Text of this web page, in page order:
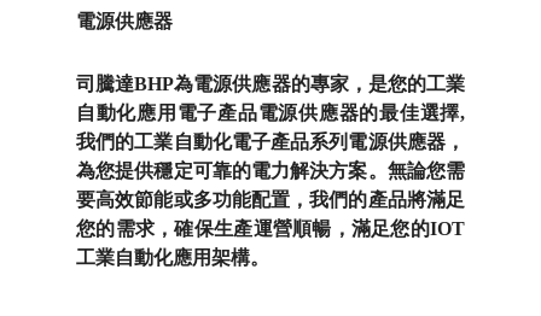
電源供應器
司騰達BHP為電源供應器的專家，是您的工業
自動化應用電子產品電源供應器的最佳選擇,
我們的工業自動化電子產品系列電源供應器，
為您提供穩定可靠的電力解決方案。無論您需
要高效節能或多功能配置，我們的產品將滿足
您的需求，確保生產運營順暢，滿足您的IOT
工業自動化應用架構。